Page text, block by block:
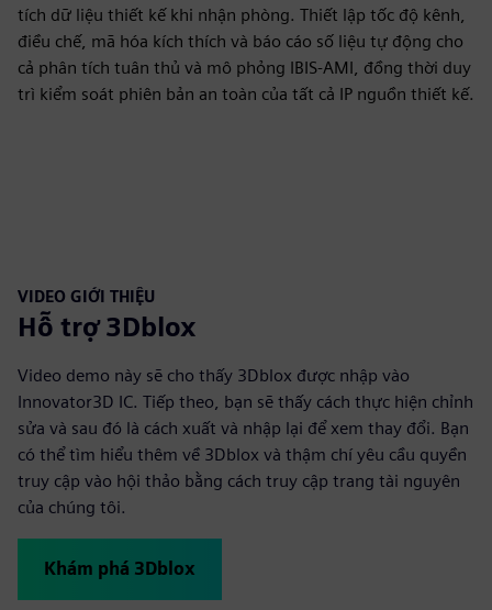
tích dữ liệu thiết kế khi nhận phòng. Thiết lập tốc độ kênh,
điều chế, mã hóa kích thích và báo cáo số liệu tự động cho
cả phân tích tuân thủ và mô phỏng IBIS-AMI, đồng thời duy
trì kiểm soát phiên bản an toàn của tất cả IP nguồn thiết kế.
VIDEO GIỚI THIỆU
Hỗ trợ 3Dblox
Video demo này sẽ cho thấy 3Dblox được nhập vào
Innovator3D IC. Tiếp theo, bạn sẽ thấy cách thực hiện chỉnh
sửa và sau đó là cách xuất và nhập lại để xem thay đổi. Bạn
có thể tìm hiểu thêm về 3Dblox và thậm chí yêu cầu quyền
truy cập vào hội thảo bằng cách truy cập trang tài nguyên
của chúng tôi.
Khám phá 3Dblox